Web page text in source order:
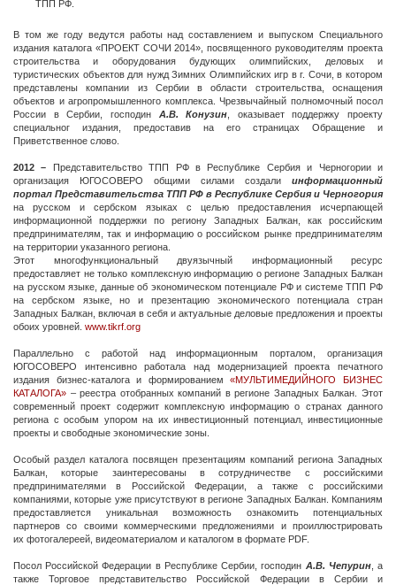
ТПП РФ.
В том же году ведутся работы над составлением и выпуском Специального
издания каталога «ПРОЕКТ СОЧИ 2014», посвященного руководителям проекта
строительства и оборудования будующих олимпийских, деловых и
туристических объектов для нужд Зимних Олимпийских игр в г. Сочи, в котором
представлены компании из Сербии в области строительства, оснащения
объектов и агропромышленного комплекса. Чрезвычайный полномочный посол
России в Сербии, господин А.В. Конузин , оказывает поддержку проекту
специальног издания, предоставив на его страницах Обращение и
Приветственное слово.
2012 – Представительство ТПП РФ в Республике Сербия и Черногории и
организация ЮГОСОВЕРО общими силами создали информационный
портал Представительства ТПП РФ в Республике Сербия и Черногория
на русском и сербском языках с целью предоставления исчерпающей
информационной поддержки по региону Западных Балкан, как российским
предпринимателям, так и информацию o российском рынке предпринимателям
на территории указанного региона.
Этот многофункциональный двуязычный информационный ресурс
предоставляет не только комплексную информацию o регионе Западных Балкан
на русском языке, данные об экономическом потенциале РФ и системе ТПП РФ
на сербском языке, но и презентацию экономического потенциала стран
Западных Балкан, включая в себя и актуальные деловые предложения и проекты
обоих уровней. www.tikrf.org
Параллельно с работой над информационным порталом, организация
ЮГОСОВЕРО интенсивно работала над модернизацией проекта печатного
издания бизнес-каталога и формированием«МУЛЬТИМЕДИЙНОГО БИЗНЕС
КАТАЛОГА» – реестра отобранных компаний в регионе Западных Балкан. Этот
современный проект содержит комплексную информацию o странах данного
региона с особым упором на их инвестиционный потенциал, инвестиционные
проекты и свободные экономические зоны.
Особый раздел каталога посвящен презентациям компаний региона Западных
Балкан, которые заинтересованы в сотрудничестве с российскими
предпринимателями в Российской Федерации, а также с российскими
компаниями, которые уже присутствуют в регионе Западных Балкан. Компаниям
предоставляется уникальная возможность ознакомить потенциальных
партнеров со своими коммерческими предложениями и проиллюстрировать
их фотогалереей, видеоматериалом и каталогом в формате PDF.
Посол Российской Федерации в Республике Сербии, господин А.В. Чепурин, а
также Торговое представительство Российской Федерации в Сербии и